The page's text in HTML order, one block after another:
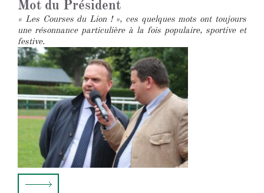
Mot du Président
« Les Courses du Lion ! », ces quelques mots ont toujours
une résonnance particulière à la fois populaire, sportive et
festive.